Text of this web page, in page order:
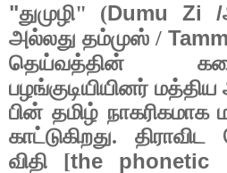
"துமுழி" (Dumu Zi /
அல்லது தம்முஸ் /
தெய்வத்தின்
பழங்குடியியினர் மத்திய
பின் தமிழ் நாகரிகமாக
காட்டுகிறது.
விதி [the phonetic